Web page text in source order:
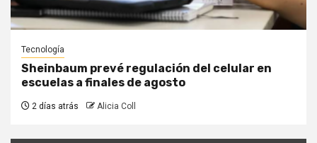
Tecnología
Sheinbaum prevé regulación del celular en
escuelas a finales de agosto
2 días atrás Alicia Coll